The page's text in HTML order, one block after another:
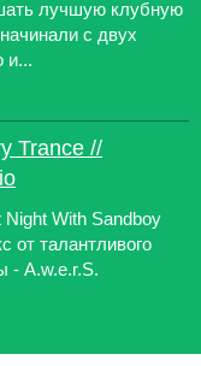
лучшую клубную
с двух
и...
Trance //
With Sandboy
от талантливого
- A.w.e.r.S.